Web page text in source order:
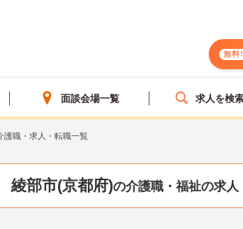
無料
面談会場一覧 求人を検
護職・求人・転職一覧
綾部市(京都府)の介護職・福祉の求人